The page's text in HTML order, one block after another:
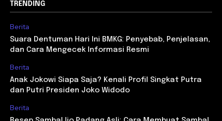
TRENDING
Berita
Suara Dentuman Hari Ini BMKG: Penyebab, Penjelasan,
dan Cara Mengecek Informasi Resmi
Berita
Anak Jokowi Siapa Saja? Kenali Profil Singkat Putra
dan Putri Presiden Joko Widodo
Berita